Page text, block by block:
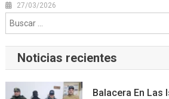
27/03/2026
Noticias recientes
Balacera En Las